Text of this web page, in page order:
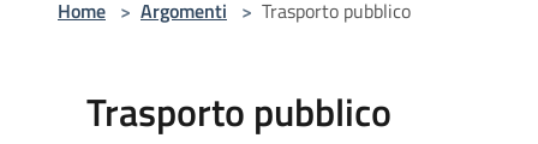
Home > Argomenti > Trasporto pubblico
Trasporto pubblico